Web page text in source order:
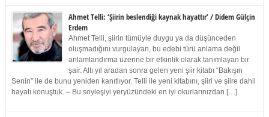
Ahmet Telli: ‘Şiirin beslendiği kaynak hayattır’ / Didem Gülçin
Erdem
Ahmet Telli, şiirin tümüyle duygu ya da düşünceden
oluşmadığını vurgulayan, bu edebi türü anlama değil
anlamlandırma üzerine bir etkinlik olarak tanımlayan bir
şair. Altı yıl aradan sonra gelen yeni şiir kitabı “Bakışın
Senin” ile de bunu yeniden kanıtlıyor. Telli ile yeni kitabını, şiiri ve şiire dahil
hayatı konuştuk. – Bu söyleşiyi yeryüzündeki en iyi okurlarınızdan […]